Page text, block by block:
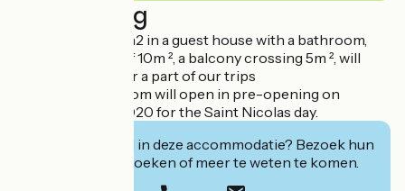
Beschrijving
This room of 29 m2 in a guest house with a bathroom,
toilet, a veranda of 10m ², a balcony crossing 5m ², will
make you discover a part of our trips
The treatment room will open in pre-opening on
December 6th, 2020 for the Saint Nicolas day.
Geïnteresseerd in deze accommodatie? Bezoek hun
website om te boeken of meer te weten te komen.